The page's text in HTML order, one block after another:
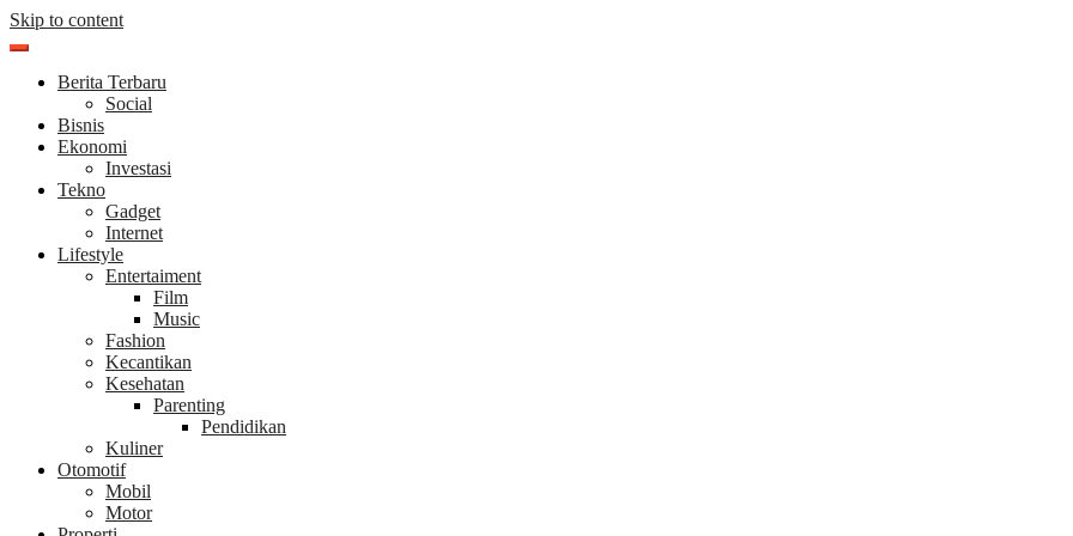
Skip to content
Berita Terbaru
Social
Bisnis
Ekonomi
Investasi
Tekno
Gadget
Internet
Lifestyle
Entertaiment
Film
Music
Fashion
Kecantikan
Kesehatan
Parenting
Pendidikan
Kuliner
Otomotif
Mobil
Motor